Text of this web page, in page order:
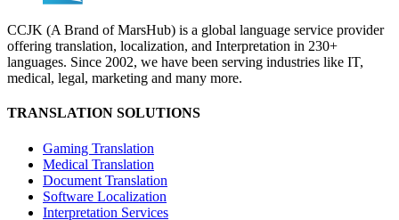
CCJK (A Brand of MarsHub) is a global language service provider
offering translation, localization, and Interpretation in 230+
languages. Since 2002, we have been serving industries like IT,
medical, legal, marketing and many more.
TRANSLATION SOLUTIONS
Gaming Translation
Medical Translation
Document Translation
Software Localization
Interpretation Services